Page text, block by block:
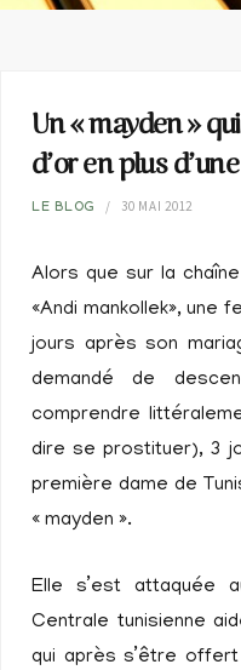
Un « mayden »
d’or en plus
LE BLOG 30 MAI 2012
Alors que sur la chaîne
«Andi mankollek», une
jours après son
demandé de
comprendre
dire se prostituer), 3
première dame de
« mayden ».
Elle s’est attaquée
Centrale tunisienne
qui après s’être